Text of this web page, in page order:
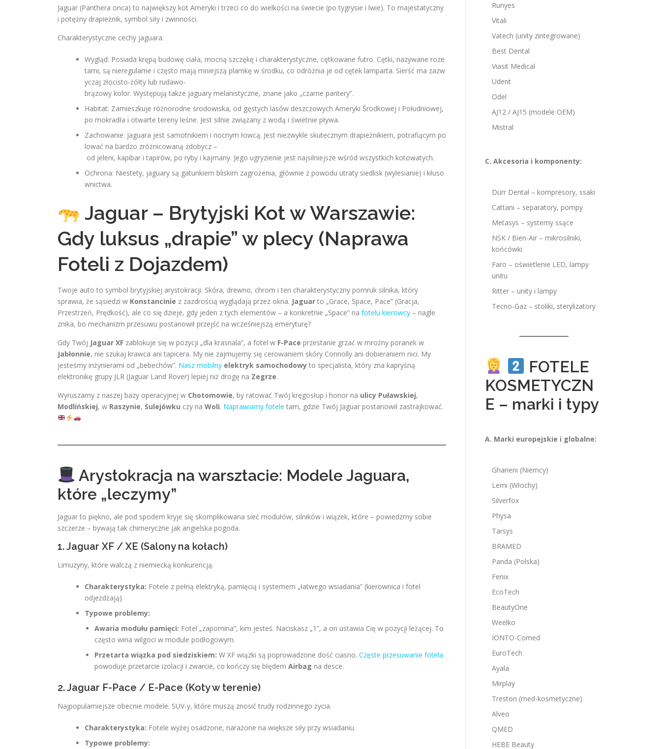
Jaguar (Panthera onca) to największy kot Ameryki i trzeci co do wielkości na świecie (po tygrysie i lwie). To majestatyczny
i potężny drapieżnik, symbol siły i zwinności.
Charakterystyczne cechy jaguara:
Wygląd: Posiada krępą budowę ciała, mocną szczękę i charakterystyczne, cętkowane futro. Cętki, nazywane roze
tami, są nieregularne i często mają mniejszą plamkę w środku, co odróżnia je od cętek lamparta. Sierść ma zazw
yczaj złocisto-żółty lub rudawo-
brązowy kolor. Występują także jaguary melanistyczne, znane jako „czarne pantery”.
Habitat: Zamieszkuje różnorodne środowiska, od gęstych lasów deszczowych Ameryki Środkowej i Południowej,
po mokradła i otwarte tereny leśne. Jest silnie związany z wodą i świetnie pływa.
Zachowanie: Jaguara jest samotnikiem i nocnym łowcą. Jest niezwykle skutecznym drapieżnikiem, potrafiącym po
lować na bardzo zróżnicowaną zdobycz –
od jeleni, kapibar i tapirów, po ryby i kajmany. Jego ugryzienie jest najsilniejsze wśród wszystkich kotowatych.
Ochrona: Niestety, jaguary są gatunkiem bliskim zagrożenia, głównie z powodu utraty siedlisk (wylesianie) i kłuso
wnictwa.
Jaguar – Brytyjski Kot w Warszawie:
Gdy luksus „drapie” w plecy (Naprawa
Foteli z Dojazdem)
Twoje auto to symbol brytyjskiej arystokracji. Skóra, drewno, chrom i ten charakterystyczny pomruk silnika, który
sprawia, że sąsiedzi w Konstancinie z zazdrością wyglądają przez okna. Jaguar to „Grace, Space, Pace” (Gracja,
Przestrzeń, Prędkość), ale co się dzieje, gdy jeden z tych elementów – a konkretnie „Space” na fotelu kierowcy – nagle
znika, bo mechanizm przesuwu postanowił przejść na wcześniejszą emeryturę?
Gdy Twój Jaguar XF zablokuje się w pozycji „dla krasnala”, a fotel w F-Pace przestanie grzać w mroźny poranek w
Jabłonnie, nie szukaj krawca ani tapicera. My nie zajmujemy się cerowaniem skóry Connolly ani dobieraniem nici. My
jesteśmy inżynierami od „bebechów”. Nasz mobilny elektryk samochodowy to specjalista, który zna kapryśną
elektronikę grupy JLR (Jaguar Land Rover) lepiej niż drogę na Zegrze.
Wyruszamy z naszej bazy operacyjnej w Chotomowie, by ratować Twój kręgosłup i honor na ulicy Puławskiej,
Modlińskiej, w Raszynie, Sulejówku czy na Woli. Naprawiamy fotele tam, gdzie Twój Jaguar postanowił zastrajkować.
Arystokracja na warsztacie: Modele Jaguara,
które „leczymy”
Jaguar to piękno, ale pod spodem kryje się skomplikowana sieć modułów, silników i wiązek, które – powiedzmy sobie
szczerze – bywają tak chimeryczne jak angielska pogoda.
1. Jaguar XF / XE (Salony na kołach)
Limuzyny, które walczą z niemiecką konkurencją.
Charakterystyka: Fotele z pełną elektryką, pamięcią i systemem „łatwego wsiadania” (kierownica i fotel
odjeżdżają).
Typowe problemy:
Awaria modułu pamięci: Fotel „zapomina”, kim jesteś. Naciskasz „1”, a on ustawia Cię w pozycji leżącej. To
często wina wilgoci w module podłogowym.
Przetarta wiązka pod siedziskiem: W XF wiązki są poprowadzone dość ciasno. Częste przesuwanie fotela
powoduje przetarcie izolacji i zwarcie, co kończy się błędem Airbag na desce.
2. Jaguar F-Pace / E-Pace (Koty w terenie)
Najpopularniejsze obecnie modele. SUV-y, które muszą znosić trudy rodzinnego życia.
Charakterystyka: Fotele wyżej osadzone, narażone na większe siły przy wsiadaniu.
Typowe problemy:
Runyes
Vitali
Vatech (unity zintegrowane)
Best Dental
Viasit Medical
Udent
Odel
AJ12 / AJ15 (modele OEM)
Mistral
C. Akcesoria i komponenty:
Dürr Dental – kompresory, ssaki
Cattani – separatory, pompy
Metasys – systemy ssące
NSK / Bien-Air – mikrosilniki,
końcówki
Faro – oświetlenie LED, lampy
unitu
Ritter – unity i lampy
Tecno-Gaz – stoliki, sterylizatory
FOTELE
KOSMETYCZN
E – marki i typy
A. Marki europejskie i globalne:
Gharieni (Niemcy)
Lemi (Włochy)
Silverfox
Physa
Tarsys
BRAMED
Panda (Polska)
Fenix
EcoTech
BeautyOne
Weelko
IONTO-Comed
EuroTech
Ayala
Mirplay
Treston (med-kosmetyczne)
Alveo
QMED
HEBE Beauty